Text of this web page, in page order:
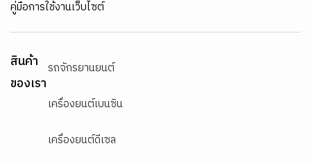
คู่มือการใช้งานเว็บไซต์
สินค้า
ของเรา
รถจักรยานยนต์
เครื่องยนต์เบนซิน
เครื่องยนต์ดีเซล